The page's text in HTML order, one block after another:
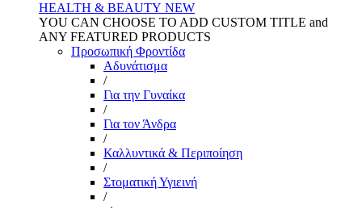
HEALTH & BEAUTY NEW
YOU CAN CHOOSE TO ADD CUSTOM TITLE and
ANY FEATURED PRODUCTS
Προσωπική Φροντίδα
Αδυνάτισμα
/
Για την Γυναίκα
/
Για τον Άνδρα
/
Καλλυντικά & Περιποίηση
/
Στοματική Υγιεινή
/